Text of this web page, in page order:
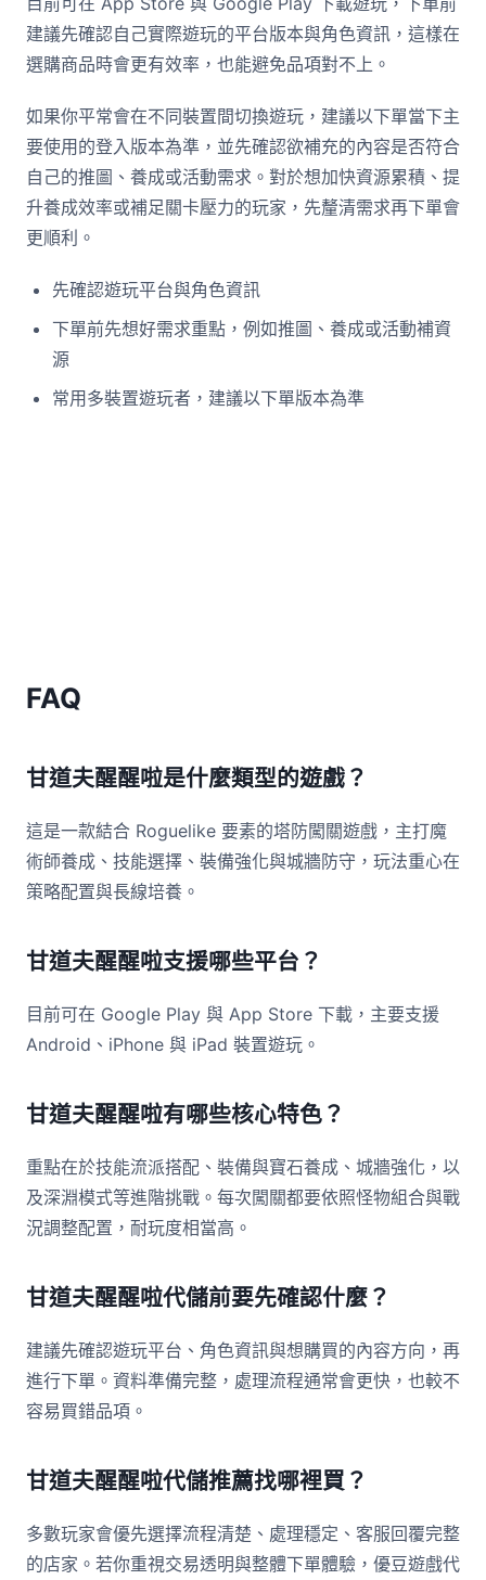
建議先確認自己實際遊玩的平台版本與角色資訊，這樣在
選購商品時會更有效率，也能避免品項對不上。
如果你平常會在不同裝置間切換遊玩，建議以下單當下主
要使用的登入版本為準，並先確認欲補充的內容是否符合
自己的推圖、養成或活動需求。對於想加快資源累積、提
升養成效率或補足關卡壓力的玩家，先釐清需求再下單會
更順利。
先確認遊玩平台與角色資訊
下單前先想好需求重點，例如推圖、養成或活動補資
源
常用多裝置遊玩者，建議以下單版本為準
FAQ
甘道夫醒醒啦是什麼類型的遊戲？
這是一款結合 Roguelike 要素的塔防闖關遊戲，主打魔
術師養成、技能選擇、裝備強化與城牆防守，玩法重心在
策略配置與長線培養。
甘道夫醒醒啦支援哪些平台？
目前可在 Google Play 與 App Store 下載，主要支援
Android、iPhone 與 iPad 裝置遊玩。
甘道夫醒醒啦有哪些核心特色？
重點在於技能流派搭配、裝備與寶石養成、城牆強化，以
及深淵模式等進階挑戰。每次闖關都要依照怪物組合與戰
況調整配置，耐玩度相當高。
甘道夫醒醒啦代儲前要先確認什麼？
建議先確認遊玩平台、角色資訊與想購買的內容方向，再
進行下單。資料準備完整，處理流程通常會更快，也較不
容易買錯品項。
甘道夫醒醒啦代儲推薦找哪裡買？
多數玩家會優先選擇流程清楚、處理穩定、客服回覆完整
的店家。若你重視交易透明與整體下單體驗，優豆遊戲代